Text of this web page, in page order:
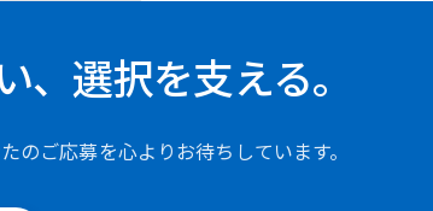
選択を支える。
ご応募を心よりお待ちしています。